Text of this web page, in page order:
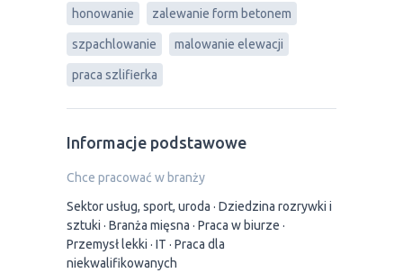
honowanie zalewanie form betonem
szpachlowanie malowanie elewacji
praca szlifierka
Informacje podstawowe
Chce pracować w branży
Sektor usług, sport, uroda
Dziedzina rozrywki i
sztuki
Branża mięsna
Praca w biurze
Przemysł lekki
IT
Praca dla
niekwalifikowanych